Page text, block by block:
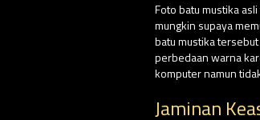
Foto batu mustika
mungkin supaya
batu mustika
perbedaan warna
komputer namun
Jaminan